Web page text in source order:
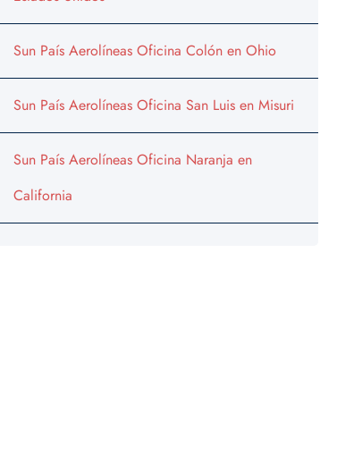
Sun País Aerolíneas Oficina Colón en Ohio
Sun País Aerolíneas Oficina San Luis en Misuri
Sun País Aerolíneas Oficina Naranja en
California